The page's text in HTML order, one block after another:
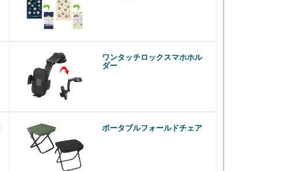
ワンタッチロックスマホホル
ダー
ポータブルフォールドチェア